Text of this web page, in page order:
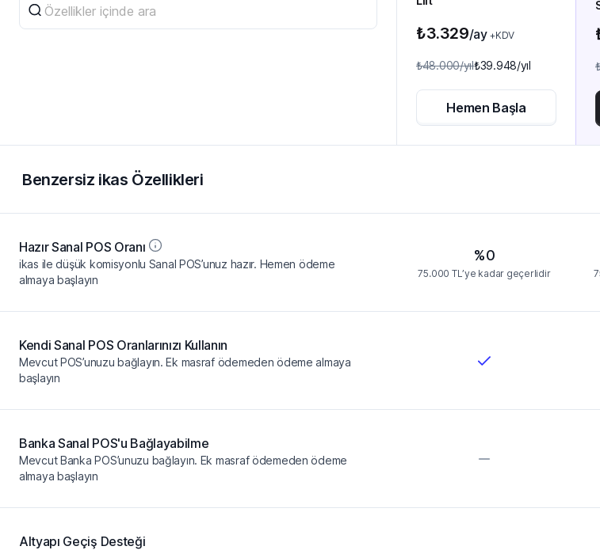
Özellikler içinde ara
Benzersiz ikas Özellikleri
Hazır Sanal POS Oranı
ikas ile düşük komisyonlu Sanal POS’unuz hazır. Hemen ödeme
almaya başlayın
Kendi Sanal POS Oranlarınızı Kullanın
Mevcut POS’unuzu bağlayın. Ek masraf ödemeden ödeme almaya
başlayın
Banka Sanal POS'u Bağlayabilme
Mevcut Banka POS’unuzu bağlayın. Ek masraf ödemeden ödeme
almaya başlayın
Altyapı Geçiş Desteği
₺3.329/ay+KDV
₺48.000/yıl₺39.948/yıl
Hemen Başla
%0
75.000 TL’ye kadar geçerlidir